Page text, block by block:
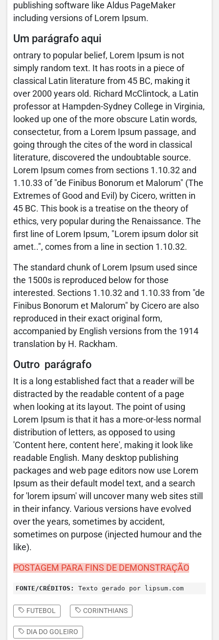
publishing software like Aldus PageMaker
including versions of Lorem Ipsum.
Um parágrafo aqui
ontrary to popular belief, Lorem Ipsum is not
simply random text. It has roots in a piece of
classical Latin literature from 45 BC, making it
over 2000 years old. Richard McClintock, a Latin
professor at Hampden-Sydney College in Virginia,
looked up one of the more obscure Latin words,
consectetur, from a Lorem Ipsum passage, and
going through the cites of the word in classical
literature, discovered the undoubtable source.
Lorem Ipsum comes from sections 1.10.32 and
1.10.33 of "de Finibus Bonorum et Malorum" (The
Extremes of Good and Evil) by Cicero, written in
45 BC. This book is a treatise on the theory of
ethics, very popular during the Renaissance. The
first line of Lorem Ipsum, "Lorem ipsum dolor sit
amet..", comes from a line in section 1.10.32.
The standard chunk of Lorem Ipsum used since
the 1500s is reproduced below for those
interested. Sections 1.10.32 and 1.10.33 from "de
Finibus Bonorum et Malorum" by Cicero are also
reproduced in their exact original form,
accompanied by English versions from the 1914
translation by H. Rackham.
Outro parágrafo
It is a long established fact that a reader will be
distracted by the readable content of a page
when looking at its layout. The point of using
Lorem Ipsum is that it has a more-or-less normal
distribution of letters, as opposed to using
'Content here, content here', making it look like
readable English. Many desktop publishing
packages and web page editors now use Lorem
Ipsum as their default model text, and a search
for 'lorem ipsum' will uncover many web sites still
in their infancy. Various versions have evolved
over the years, sometimes by accident,
sometimes on purpose (injected humour and the
like).
POSTAGEM PARA FINS DE DEMONSTRAÇÃO
FONTE/CRÉDITOS: Texto gerado por lipsum.com
FUTEBOL CORINTHIANS
DIA DO GOLEIRO